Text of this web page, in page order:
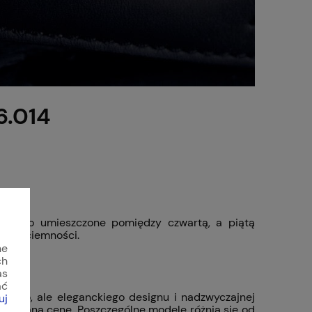
umieszczone pomiędzy czwartą, a piątą
w ciemności.
ale eleganckiego designu i nadzwyczajnej